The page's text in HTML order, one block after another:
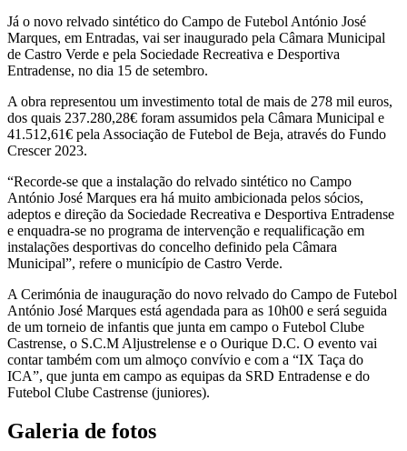
Já o novo relvado sintético do Campo de Futebol António José
Marques, em Entradas, vai ser inaugurado pela Câmara Municipal
de Castro Verde e pela Sociedade Recreativa e Desportiva
Entradense, no dia 15 de setembro.
A obra representou um investimento total de mais de 278 mil euros,
dos quais 237.280,28€ foram assumidos pela Câmara Municipal e
41.512,61€ pela Associação de Futebol de Beja, através do Fundo
Crescer 2023.
“Recorde-se que a instalação do relvado sintético no Campo
António José Marques era há muito ambicionada pelos sócios,
adeptos e direção da Sociedade Recreativa e Desportiva Entradense
e enquadra-se no programa de intervenção e requalificação em
instalações desportivas do concelho definido pela Câmara
Municipal”, refere o município de Castro Verde.
A Cerimónia de inauguração do novo relvado do Campo de Futebol
António José Marques está agendada para as 10h00 e será seguida
de um torneio de infantis que junta em campo o Futebol Clube
Castrense, o S.C.M Aljustrelense e o Ourique D.C. O evento vai
contar também com um almoço convívio e com a “IX Taça do
ICA”, que junta em campo as equipas da SRD Entradense e do
Futebol Clube Castrense (juniores).
Galeria de fotos